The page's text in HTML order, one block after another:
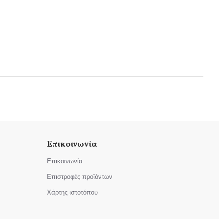
Επικοινωνία
Επικοινωνία
Επιστροφές προϊόντων
Χάρτης ιστοτόπου